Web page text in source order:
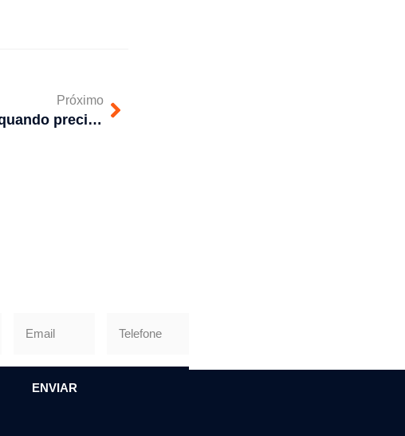
Próximo
Entenda o que fazer quando precisar desentupir cano com gordura
ENVIAR